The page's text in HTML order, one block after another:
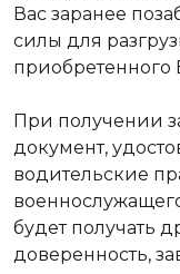
Вас заранее
силы для
приобретенного
При получении
документ,
водительские
будет получать
доверенность,